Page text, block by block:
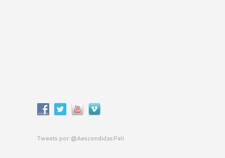
Tweets por @AescondidasPeli